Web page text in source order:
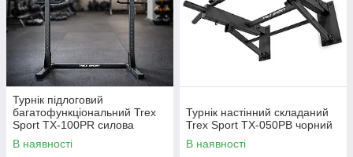
Турнік підлоговий
багатофункціональний Trex
Sport TX-100PR силова
станція з брусами та
тримачами штанги до 200 кг
В наявності
Турнік настінний складаний
Trex Sport TX-050PB чорний
В наявності